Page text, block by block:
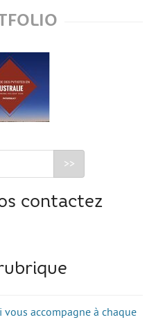
contactez
accompagne à chaque